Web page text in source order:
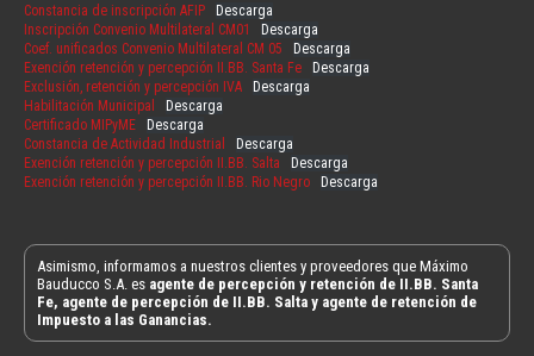
Constancia de inscripción AFIP
Descarga
Inscripción Convenio Multilateral CM01
Descarga
Coef. unificados Convenio Multilateral CM 05
Descarga
Exención retención y percepción II.BB. Santa Fe
Descarga
Exclusión, retención y percepción IVA
Descarga
Habilitación Municipal
Descarga
Certificado MIPyME
Descarga
Constancia de Actividad Industrial
Descarga
Exención retención y percepción II.BB. Salta
Descarga
Exención retención y percepción II.BB. Rio Negro
Descarga
Asimismo, informamos a nuestros clientes y proveedores que Máximo
Bauducco S.A. es agente de percepción y retención de II.BB. Santa
Fe, agente de percepción de II.BB. Salta y agente de retención de
Impuesto a las Ganancias.